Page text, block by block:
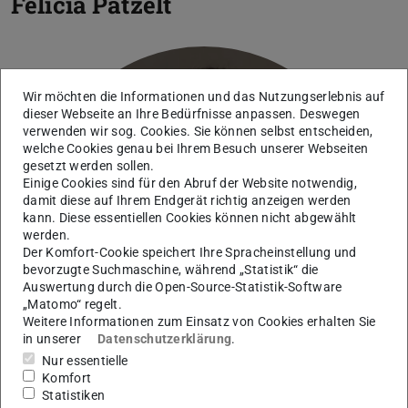
Wir möchten die Informationen und das Nutzungserlebnis auf
dieser Webseite an Ihre Bedürfnisse anpassen. Deswegen
verwenden wir sog. Cookies. Sie können selbst entscheiden,
welche Cookies genau bei Ihrem Besuch unserer Webseiten
gesetzt werden sollen.
Einige Cookies sind für den Abruf der Website notwendig,
damit diese auf Ihrem Endgerät richtig anzeigen werden
kann. Diese essentiellen Cookies können nicht abgewählt
werden.
Der Komfort-Cookie speichert Ihre Spracheinstellung und
bevorzugte Suchmaschine, während „Statistik“ die
Auswertung durch die Open-Source-Statistik-Software
„Matomo“ regelt.
Weitere Informationen zum Einsatz von Cookies erhalten Sie
in unserer
Datenschutzerklärung.
Nur essentielle
Komfort
Statistiken